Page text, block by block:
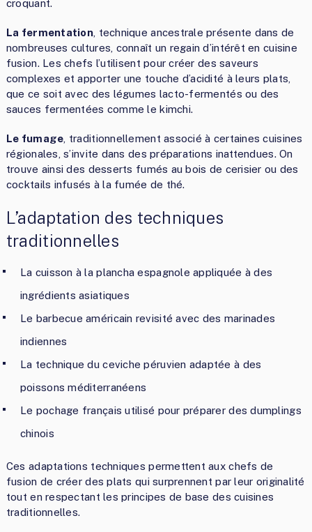
croquant.
La fermentation , technique ancestrale présente dans de
nombreuses cultures, connaît un regain d’intérêt en cuisine
fusion. Les chefs l’utilisent pour créer des saveurs
complexes et apporter une touche d’acidité à leurs plats,
que ce soit avec des légumes lacto-fermentés ou des
sauces fermentées comme le kimchi.
Le fumage , traditionnellement associé à certaines cuisines
régionales, s’invite dans des préparations inattendues. On
trouve ainsi des desserts fumés au bois de cerisier ou des
cocktails infusés à la fumée de thé.
L’adaptation des techniques
traditionnelles
La cuisson à la plancha espagnole appliquée à des
ingrédients asiatiques
Le barbecue américain revisité avec des marinades
indiennes
La technique du ceviche péruvien adaptée à des
poissons méditerranéens
Le pochage français utilisé pour préparer des dumplings
chinois
Ces adaptations techniques permettent aux chefs de
fusion de créer des plats qui surprennent par leur originalité
tout en respectant les principes de base des cuisines
traditionnelles.